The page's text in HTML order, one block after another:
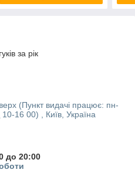
за рік
(Пункт видачі працює: пн-
16 00) , Київ, Україна
до 20:00